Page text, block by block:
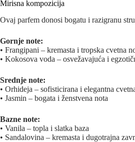
Mirisna kompozicija
Ovaj parfem donosi bogatu i razigranu
Gornje note:
• Frangipani – kremasta i tropska cvetna
• Kokosova voda – osvežavajuća i
Srednje note:
• Orhideja – sofisticirana i elegantna
• Jasmin – bogata i ženstvena nota
Bazne note:
• Vanila – topla i slatka baza
• Sandalovina – kremasta i dugotrajna